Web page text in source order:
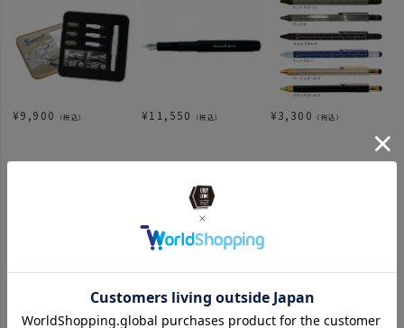
¥9,900 （税込） ¥11,550 （税込） ¥3,300 （税込）
梅-1000円～
news UNBY_NEWYEAR_JOBGOODS